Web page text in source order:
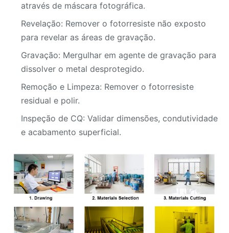
através de máscara fotográfica.
Revelação: Remover o fotorresiste não exposto
para revelar as áreas de gravação.
Gravação: Mergulhar em agente de gravação para
dissolver o metal desprotegido.
Remoção e Limpeza: Remover o fotorresiste
residual e polir.
Inspeção de CQ: Validar dimensões, condutividade
e acabamento superficial.